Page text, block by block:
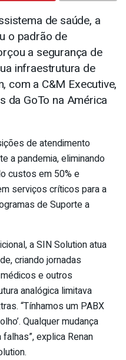
de saúde, a
o padrão de
a segurança de
infraestrutura de
com a C&M Executive,
da GoTo na América
de atendimento
a pandemia, eliminando
custos em 50% e
serviços críticos para a
de Suporte a
aSINSolutionatua
criando jornadas
e outros
analógica limitava
“Tínhamos um PABX
Qualquer mudança
explica Renan
.